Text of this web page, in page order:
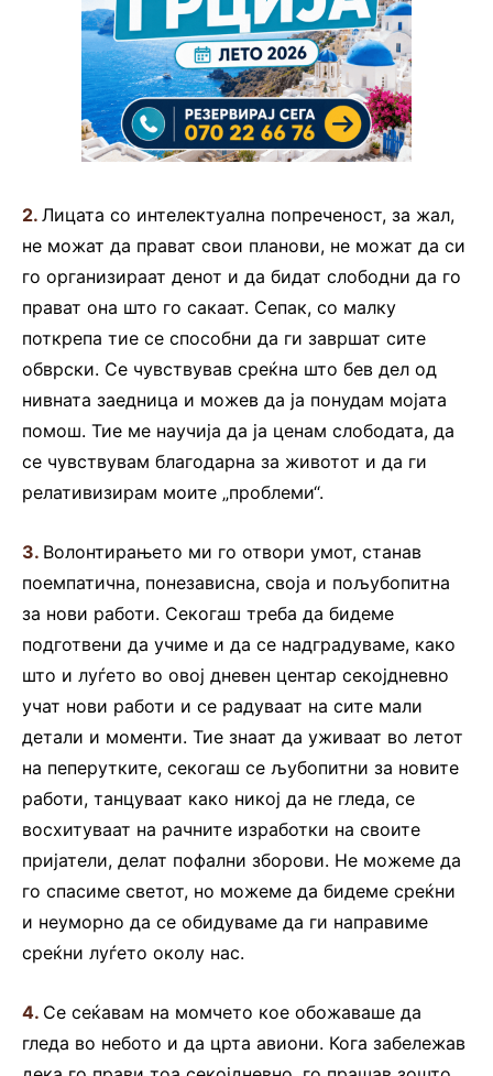
2. Лицата со интелектуална попреченост, за жал,
не можат да прават свои планови, не можат да си
го организираат денот и да бидат слободни да го
прават она што го сакаат. Сепак, со малку
поткрепа тие се способни да ги завршат сите
обврски. Се чувствував среќна што бев дел од
нивната заедница и можев да ја понудам мојата
помош. Тие ме научија да ја ценам слободата, да
се чувствувам благодарна за животот и да ги
релативизирам моите „проблеми“.
3. Волонтирањето ми го отвори умот, станав
поемпатична, понезависна, своја и пољубопитна
за нови работи. Секогаш треба да бидеме
подготвени да учиме и да се надградуваме, како
што и луѓето во овој дневен центар секојдневно
учат нови работи и се радуваат на сите мали
детали и моменти. Тие знаат да уживаат во летот
на пеперутките, секогаш се љубопитни за новите
работи, танцуваат како никој да не гледа, се
восхитуваат на рачните изработки на своите
пријатели, делат пофални зборови. Не можеме да
го спасиме светот, но можеме да бидеме среќни
и неуморно да се обидуваме да ги направиме
среќни луѓето околу нас.
4. Се сеќавам на момчето кое обожаваше да
гледа во небото и да црта авиони. Кога забележав